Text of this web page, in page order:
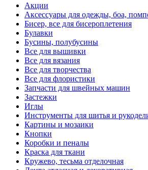
Акции
Аксессуары для одежды, боа,
Бисер, все для бисероплетения
Булавки
Бусины, полубусины
Все для вышивки
Все для вязания
Все для творчества
Все для флористики
Запчасти для швейных машин
Застежки
Иглы
Инструменты для шитья и
Картины и мозаики
Кнопки
Коробки и пеналы
Краска для ткани
Кружево, тесьма отделочная